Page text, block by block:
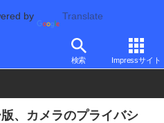
by Translate
検索 Impressサイト
新機能
、カメラのプライバシ